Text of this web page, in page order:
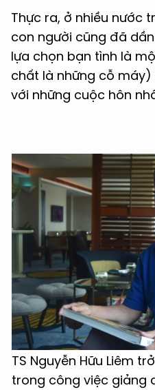
Thực ra, ở nhiều nước
con người cũng đã
lựa chọn bạn tình là
chất là những cỗ
với những cuộc hôn
TS Nguyễn Hữu Liêm
trong công việc giảng